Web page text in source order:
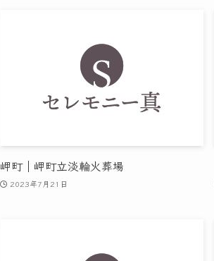
岬町｜岬町立淡輪火葬場
2023年7月21日